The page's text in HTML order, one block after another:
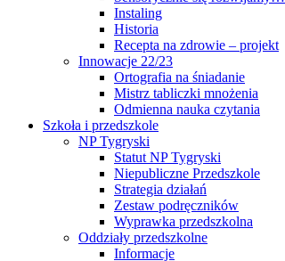
Instaling
Historia
Recepta na zdrowie – projekt
Innowacje 22/23
Ortografia na śniadanie
Mistrz tabliczki mnożenia
Odmienna nauka czytania
Szkoła i przedszkole
NP Tygryski
Statut NP Tygryski
Niepubliczne Przedszkole
Strategia działań
Zestaw podręczników
Wyprawka przedszkolna
Oddziały przedszkolne
Informacje